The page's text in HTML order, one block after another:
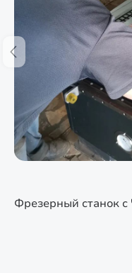
Фрезерный станок